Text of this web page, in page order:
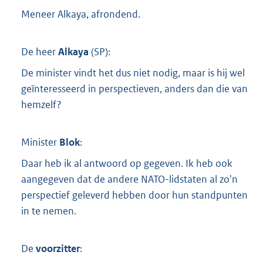
Meneer Alkaya, afrondend.
De heerAlkaya (SP):
De minister vindt het dus niet nodig, maar is hij wel
geïnteresseerd in perspectieven, anders dan die van
hemzelf?
Minister Blok:
Daar heb ik al antwoord op gegeven. Ik heb ook
aangegeven dat de andere NATO-lidstaten al zo'n
perspectief geleverd hebben door hun standpunten
in te nemen.
De voorzitter: